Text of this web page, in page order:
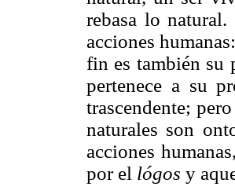
rebasa lo
acciones
fin es también su
pertenece a su
trascendente;
naturales son
acciones
por el lógos y